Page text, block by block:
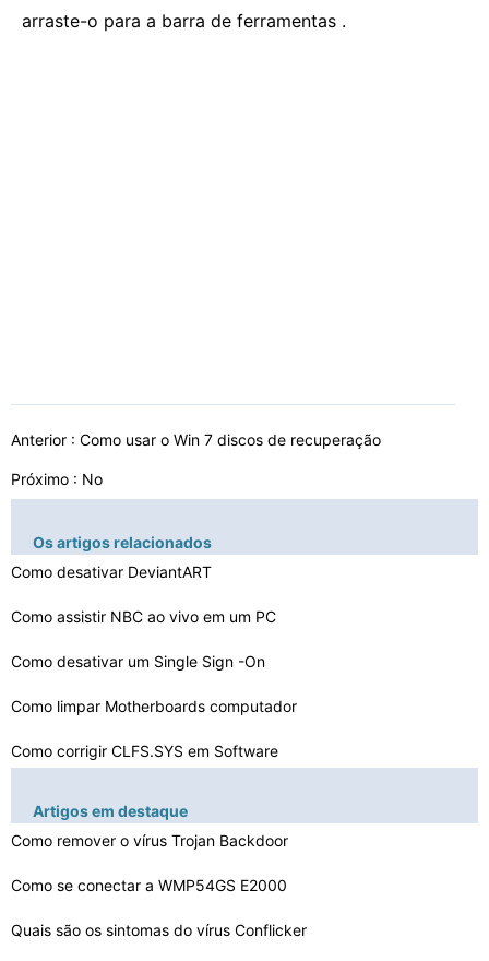
arraste-o para a barra de ferramentas .
Anterior : Como usar o Win 7 discos de recuperação
Próximo : No
Os artigos relacionados
Como desativar DeviantART
Como assistir NBC ao vivo em um PC
Como desativar um Single Sign -On
Como limpar Motherboards computador
Como corrigir CLFS.SYS em Software
Como alterar Imagem Atributos
Como esconder algo na barra de ferramentas
Artigos em destaque
Como remover o vírus Trojan Backdoor
Como se conectar a WMP54GS E2000
Quais são os sintomas do vírus Conflicker